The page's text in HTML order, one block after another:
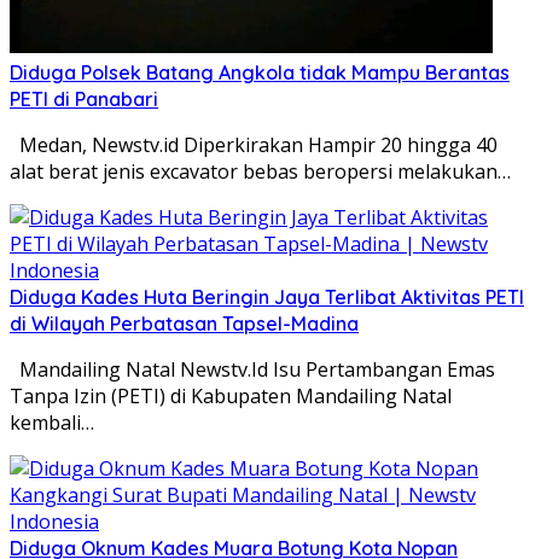
Diduga Polsek Batang Angkola tidak Mampu Berantas
PETI di Panabari
Medan, Newstv.id Diperkirakan Hampir 20 hingga 40
alat berat jenis excavator bebas beropersi melakukan…
Diduga Kades Huta Beringin Jaya Terlibat Aktivitas PETI
di Wilayah Perbatasan Tapsel-Madina
Mandailing Natal Newstv.Id Isu Pertambangan Emas
Tanpa Izin (PETI) di Kabupaten Mandailing Natal
kembali…
Diduga Oknum Kades Muara Botung Kota Nopan